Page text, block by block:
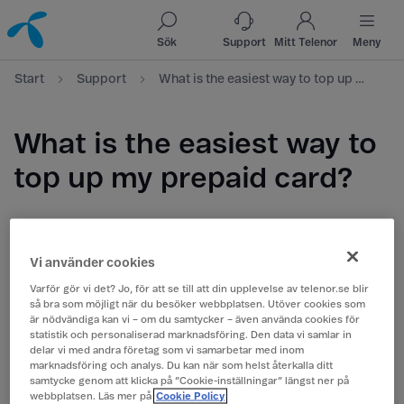
Till innehåll
Till sök
Sök Support Mitt Telenor Meny
Start Support What is the easiest way to top up my prepaid card?
What is the easiest way to
top up my prepaid card?
Use our appfor simple and quick automatic top-ups.
On our website
Please note that the website is only available in
Swedish at present but payment could be made with
most Swedish and foreign payment card.
Vi använder cookies
Varför gör vi det? Jo, för att se till att din upplevelse av telenor.se blir
så bra som möjligt när du besöker webbplatsen. Utöver cookies som
är nödvändiga kan vi – om du samtycker – även använda cookies för
statistik och personaliserad marknadsföring. Den data vi samlar in
delar vi med andra företag som vi samarbetar med inom
marknadsföring och analys. Du kan när som helst återkalla ditt
samtycke genom att klicka på ”Cookie-inställningar” längst ner på
webbplatsen. Läs mer på Cookie Policy